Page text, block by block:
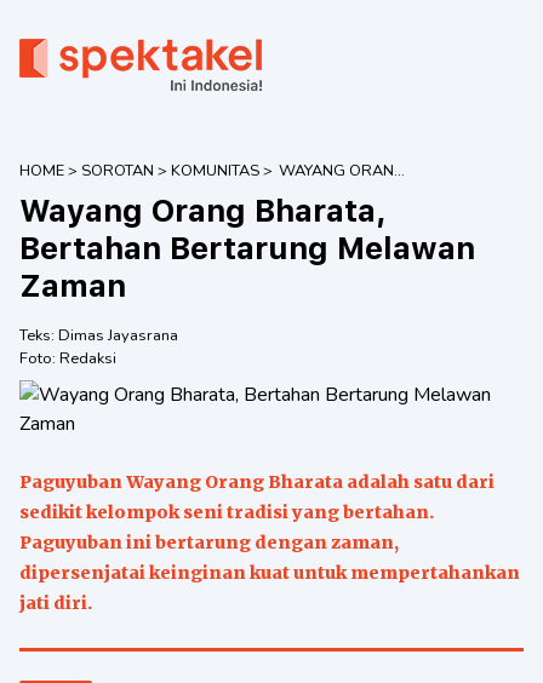
HOME> SOROTAN > KOMUNITAS> WAYANG ORANG
BHARATA,
BERTAHAN
BERTARUNG
MELAWAN
Wayang Orang Bharata,
Bertahan Bertarung Melawan
Zaman
Teks: Dimas Jayasrana
Foto: Redaksi
Paguyuban Wayang Orang Bharata adalah satu dari
sedikit kelompok seni tradisi yang bertahan.
Paguyuban ini bertarung dengan zaman,
dipersenjatai keinginan kuat untuk mempertahankan
jati diri.